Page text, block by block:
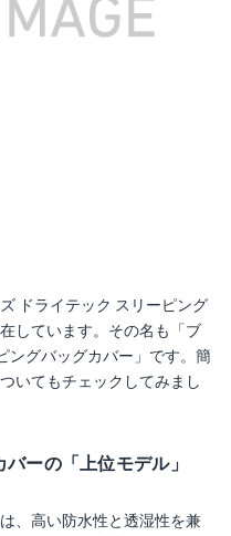
ドライテック スリーピング
しています。その名も「ブ
ングバッグカバー」です。簡
いてもチェックしてみまし
ーの「上位モデル」
、高い防水性と透湿性を兼